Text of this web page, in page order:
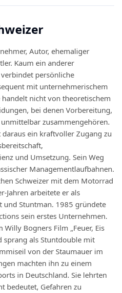
Autor, ehemaliger
Kaum ein anderer
persönliche
mit unternehmerischem
handelt nicht von theoretischem
bei denen Vorbereitung,
zusammengehören.
ein kraftvoller Zugang zu
und Umsetzung. Sein Weg
Managementlaufbahnen.
Schweizer mit dem Motorrad
Jahren arbeitete er als
und Stuntman. 1985 gründete
sein erstes Unternehmen.
Willy Bogners Film „Feuer, Eis
sprang als Stuntdouble mit
von der Staumauer im
machten ihn zu einem
in Deutschland. Sie lehrten
bedeutet, Gefahren zu